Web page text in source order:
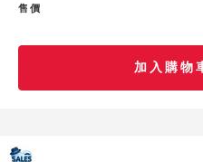
售價
加入購物